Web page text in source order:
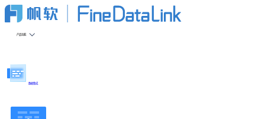
产品功能
数据集成